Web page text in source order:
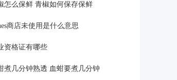
怎么保鲜 青椒如何保存保鲜
商店未使用是什么意思
资格证有哪些
煮几分钟熟透 血蚶要煮几分钟